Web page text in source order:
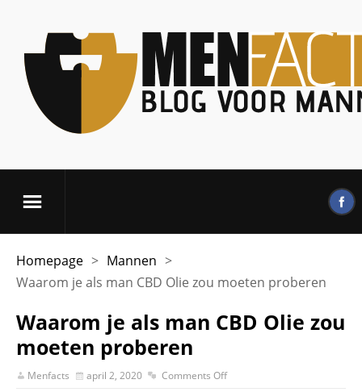
Homepage > Mannen >
Waarom je als man CBD Olie zou moeten proberen
Waarom je als man CBD Olie zou
moeten proberen
Menfacts april 2, 2020 Comments Off